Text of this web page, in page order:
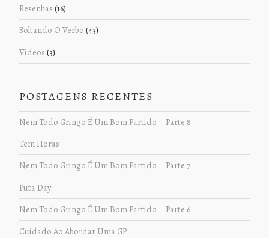
Resenhas (16)
Soltando O Verbo (43)
Vídeos (3)
POSTAGENS RECENTES
Nem Todo Gringo É Um Bom Partido – Parte 8
Tem Horas
Nem Todo Gringo É Um Bom Partido – Parte 7
Puta Day
Nem Todo Gringo É Um Bom Partido – Parte 6
Cuidado Ao Abordar Uma GP